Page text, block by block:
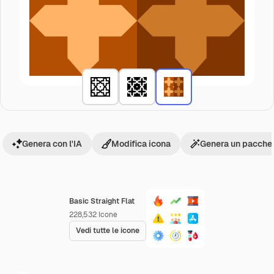
Basic Straight Flat
228,532 Icone
Vedi tutte le icone
Genera con l'IA Modifica icona Genera un